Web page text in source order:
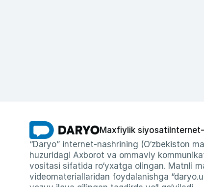
Maxfiylik siyosati
“Daryo” internet-nashrining (O‘zbekiston
huzuridagi Axborot va ommaviy
vositasi sifatida ro‘yxatga olingan. Matnli
videomateriallaridan foydalanishga